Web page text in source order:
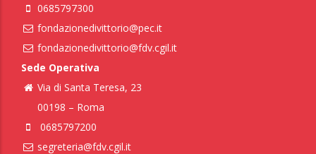
0685797300
fondazionedivittorio@pec.it
fondazionedivittorio@fdv.cgil.it
Sede Operativa
Via di Santa Teresa, 23
00198 – Roma
0685797200
segreteria@fdv.cgil.it